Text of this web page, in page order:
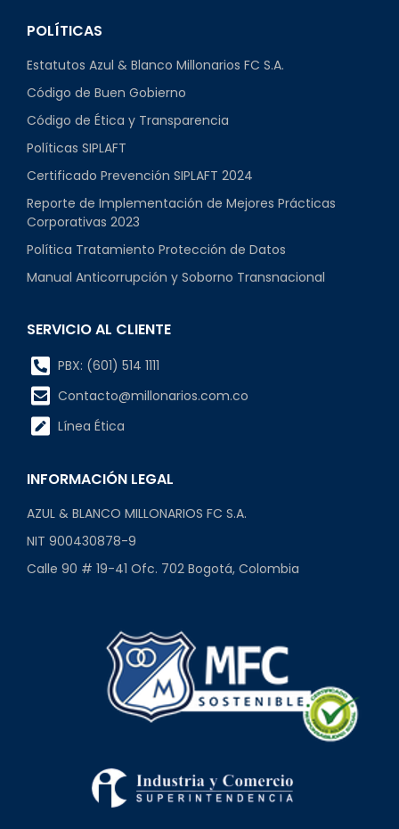
POLÍTICAS
Estatutos Azul & Blanco Millonarios FC S.A.
Código de Buen Gobierno
Código de Ética y Transparencia
Políticas SIPLAFT
Certificado Prevención SIPLAFT 2024
Reporte de Implementación de Mejores Prácticas
Corporativas 2023
Política Tratamiento Protección de Datos
Manual Anticorrupción y Soborno Transnacional
SERVICIO AL CLIENTE
PBX: (601) 514 1111
Contacto@millonarios.com.co
Línea Ética
INFORMACIÓN LEGAL
AZUL & BLANCO MILLONARIOS FC S.A.
NIT 900430878-9
Calle 90 # 19-41 Ofc. 702 Bogotá, Colombia